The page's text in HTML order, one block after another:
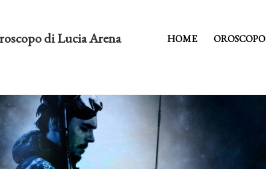
di Lucia Arena HOME OROSCOPO